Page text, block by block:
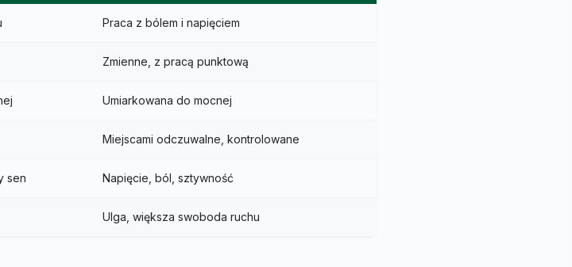
Praca z bólem i napięciem
Zmienne, z pracą punktową
Umiarkowana do mocnej
Miejscami odczuwalne, kontrolowane
sen Napięcie, ból, sztywność
Ulga, większa swoboda ruchu